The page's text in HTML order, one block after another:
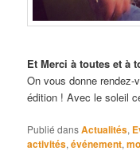
Et Merci à toutes et à
On vous donne rendez-
édition ! Avec le soleil
Publié dansActualités,
activités,événement,